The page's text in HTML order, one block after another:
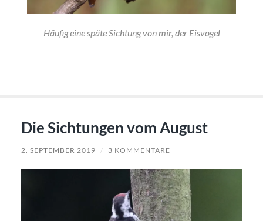
Häufig eine späte Sichtung von mir, der Eisvogel
Die Sichtungen vom August
2. SEPTEMBER 2019 / 3 KOMMENTARE